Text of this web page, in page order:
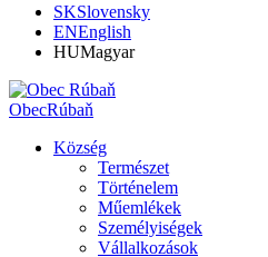
SKSlovensky
ENEnglish
HUMagyar
ObecRúbaň
Község
Természet
Történelem
Műemlékek
Személyiségek
Vállalkozások